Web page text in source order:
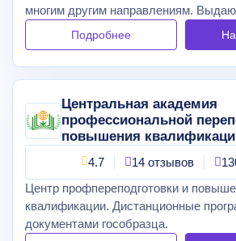
многим другим направлениям.
удостоверения установленного
Подробнее
Центральная академия
профессиональной
повышения
4.7 14 отзывов
Центр профпереподготовки и
квалификации. Дистанционные
документами гособразца.